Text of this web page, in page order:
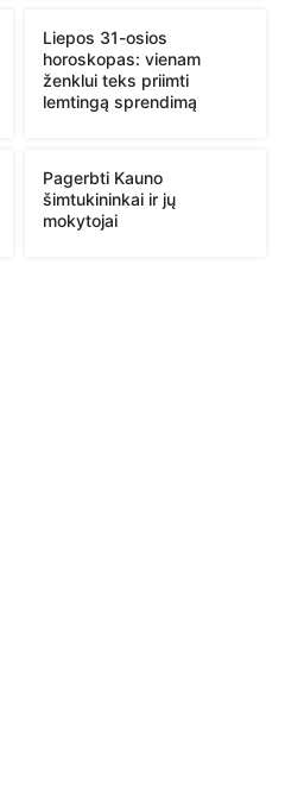
Liepos 31-osios
horoskopas: vienam
ženklui teks priimti
lemtingą sprendimą
Pagerbti Kauno
šimtukininkai ir jų
mokytojai